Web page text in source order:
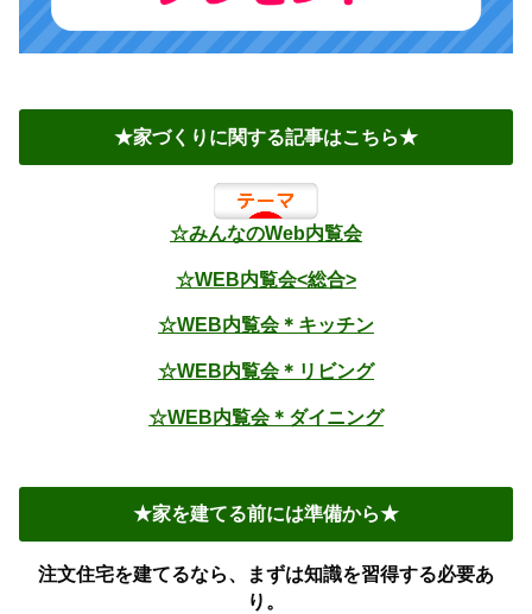
★家づくりに関する記事はこちら★
☆みんなのWeb内覧会
☆WEB内覧会<総合>
☆WEB内覧会＊キッチン
☆WEB内覧会＊リビング
☆WEB内覧会＊ダイニング
★家を建てる前には準備から★
注文住宅を建てるなら、まずは知識を習得する必要あ
り。